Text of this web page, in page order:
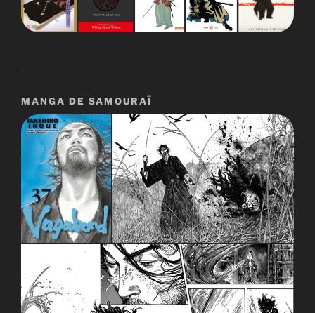
MANGA DE SAMOURAÏ